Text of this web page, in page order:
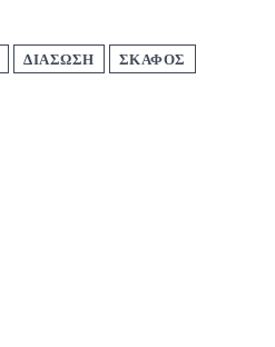
ΔΙΑΣΩΣΗ ΣΚΑΦΟΣ